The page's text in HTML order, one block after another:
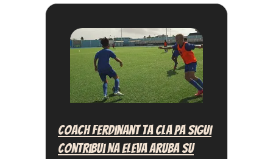
Coach Ferdinant Ta Cla Pa Sigui
Contribui Na Eleva Aruba Su